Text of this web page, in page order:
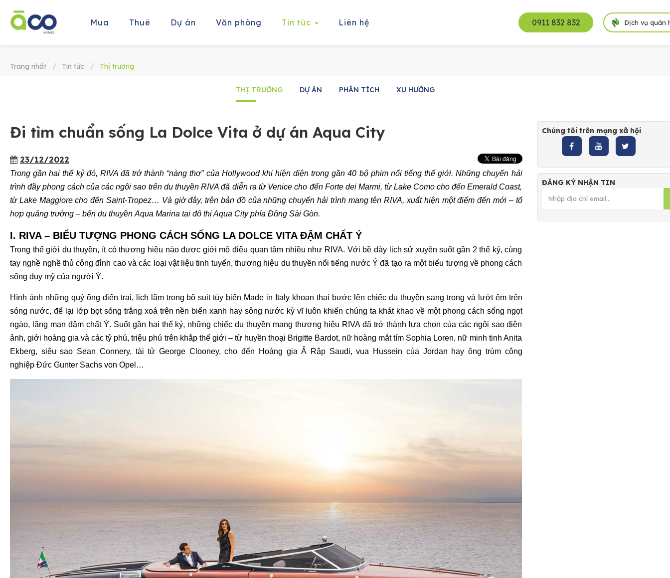
Mua Thuê Dự án Văn phòng Tin tức Liên hệ 0911 832 832 Dịch vụ quản
Trang nhất Tin tức Thị trường
THỊ TRƯỜNG DỰ ÁN PHÂN TÍCH XU HƯỚNG
Đi tìm chuẩn sống La Dolce Vita ở dự án Aqua City
23/12/2022
Trong gần hai thế kỷ đó, RIVA đã trở thành “nàng thơ” của Hollywood khi hiện diện trong gần 40 bộ phim nổi tiếng thế giới. Những chuyến hải
trình đầy phong cách của các ngôi sao trên du thuyền RIVA đã diễn ra từ Venice cho đến Forte dei Marmi, từ Lake Como cho đến Emerald Coast,
từ Lake Maggiore cho đến Saint-Tropez… Và giờ đây, trên bản đồ của những chuyến hải trình mang tên RIVA, xuất hiện một điểm đến mới – tổ
hợp quảng trường – bến du thuyền Aqua Marina tại đô thị Aqua City phía Đông Sài Gòn.
I. RIVA – BIỂU TƯỢNG PHONG CÁCH SỐNG LA DOLCE VITA ĐẬM CHẤT Ý
Trong thế giới du thuyền, ít có thương hiệu nào được giới mộ điệu quan tâm nhiều như RIVA. Với bề dày lịch sử xuyên suốt gần 2 thế kỷ, cùng
tay nghề nghề thủ công đỉnh cao và các loại vật liệu tinh tuyển, thương hiệu du thuyền nổi tiếng nước Ý đã tạo ra một biểu tượng về phong cách
sống duy mỹ của người Ý.
Hình ảnh những quý ông điển trai, lịch lãm trong bộ suit tùy biến Made in Italy khoan thai bước lên chiếc du thuyền sang trọng và lướt êm trên
sóng nước, để lại lớp bọt sóng trắng xoá trên nền biển xanh hay sông nước kỳ vĩ luôn khiến chúng ta khát khao về một phong cách sống ngọt
ngào, lãng mạn đậm chất Ý. Suốt gần hai thế kỷ, những chiếc du thuyền mang thương hiệu RIVA đã trở thành lựa chọn của các ngôi sao điện
ảnh, giới hoàng gia và các tỷ phú, triệu phú trên khắp thế giới – từ huyền thoại Brigitte Bardot, nữ hoàng mắt tím Sophia Loren, nữ minh tinh Anita
Ekberg, siêu sao Sean Connery, tài tử George Clooney, cho đến Hoàng gia Ả Rập Saudi, vua Hussein của Jordan hay ông trùm công
nghiệp Đức Gunter Sachs von Opel…
Chúng tôi trên mạng xã hội
ĐĂNG KÝ NHẬN TIN